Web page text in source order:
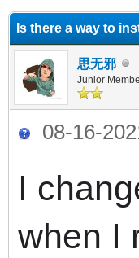
Is there a way to
思无邪
Junior
08-16-
I
when I